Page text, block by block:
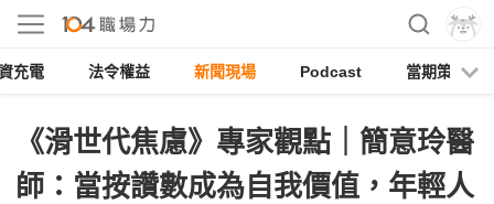
充電 法令權益 新聞現場 Podcast 當期策展
《滑世代焦慮》專家觀點｜簡意玲醫
師：當按讚數成為自我價值，年輕人